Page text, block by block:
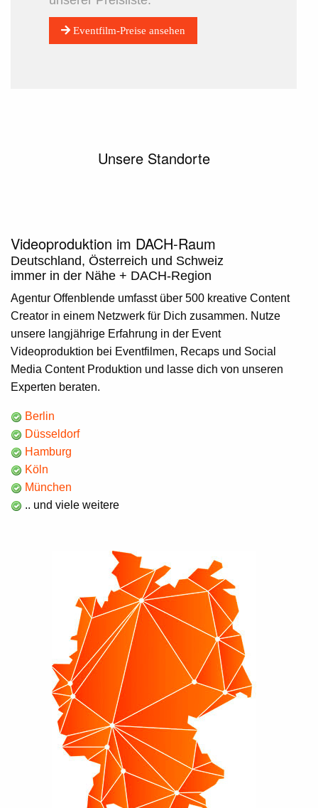
Eventfilm-Preise ansehen
Unsere Standorte
Videoproduktion im DACH-Raum
Deutschland, Österreich und Schweiz
immer in der Nähe + DACH-Region
Agentur Offenblende umfasst über 500 kreative Content
Creator in einem Netzwerk für Dich zusammen. Nutze
unsere langjährige Erfahrung in der Event
Videoproduktion bei Eventfilmen, Recaps und Social
Media Content Produktion und lasse dich von unseren
Experten beraten.
Berlin
Düsseldorf
Hamburg
Köln
München
.. und viele weitere